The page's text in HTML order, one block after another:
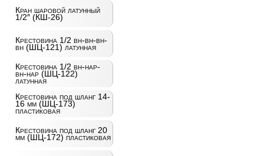
Кран шаровой латунный
1/2″ (КШ-26)
Крестовина 1/2 вн-вн-вн-
вн (ШЦ-121) латунная
Крестовина 1/2 вн-нар-
вн-нар (ШЦ-122)
латунная
Крестовина под шланг 14-
16 мм (ШЦ-173)
пластиковая
Крестовина под шланг 20
мм (ШЦ-172) пластиковая